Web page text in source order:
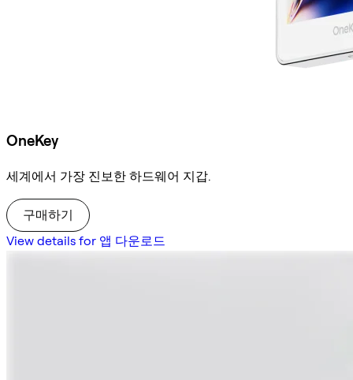
OneKey
세계에서 가장 진보한 하드웨어 지갑.
구매하기
View details for 앱 다운로드